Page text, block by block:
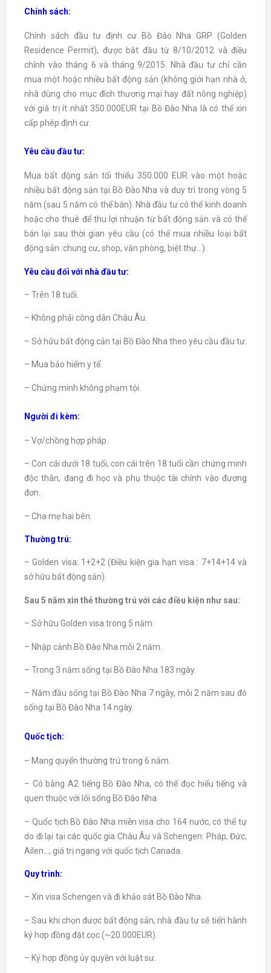
Chính sách:
Chính sách đầu tư định cư Bồ Đào Nha GRP (Golden
Residence Permit), được bắt đầu từ 8/10/2012 và điều
chỉnh vào tháng 6 và tháng 9/2015. Nhà đầu tư chỉ cần
mua một hoặc nhiều bất động sản (không giới hạn nhà ở,
nhà dùng cho mục đích thương mại hay đất nông nghiệp)
với giá trị ít nhất 350.000EUR tại Bồ Đào Nha là có thể xin
cấp phép định cư.
Yêu cầu đầu tư:
Mua bất động sản tối thiểu 350.000 EUR vào một hoặc
nhiều bất động sản tại Bồ Đào Nha và duy trì trong vòng 5
năm (sau 5 năm có thể bán). Nhà đầu tư có thể kinh doanh
hoặc cho thuê để thu lợi nhuận từ bất động sản và có thể
bán lại sau thời gian yêu cầu (có thể mua nhiều loại bất
động sản :chung cư, shop, văn phòng, biệt thự…).
Yêu cầu đối với nhà đầu tư:
– Trên 18 tuổi.
– Không phải công dân Châu Âu.
– Sở hữu bất động cản tại Bồ Đào Nha theo yêu cầu đầu tư.
– Mua bảo hiểm y tế.
– Chứng minh không phạm tội.
Người đi kèm:
– Vợ/chồng hợp pháp.
– Con cái dưới 18 tuổi, con cái trên 18 tuổi cần chứng minh
độc thân, đang đi học và phụ thuộc tài chính vào đương
đơn.
– Cha mẹ hai bên.
Thường trú:
– Golden visa: 1+2+2 (Điều kiện gia hạn visa : 7+14+14 và
sở hữu bất động sản).
Sau 5 năm xin thẻ thường trú với các điều kiện như sau:
– Sở hữu Golden visa trong 5 năm.
– Nhập cảnh Bồ Đào Nha mỗi 2 năm.
– Trong 3 năm sống tại Bồ Đào Nha 183 ngày.
– Năm đầu sống tại Bồ Đào Nha 7 ngày, mỗi 2 năm sau đó
sống tại Bồ Đào Nha 14 ngày.
Quốc tịch:
– Mang quyển thường trú trong 6 năm.
– Có bằng A2 tiếng Bồ Đào Nha, có thể đọc hiểu tiếng và
quen thuộc với lối sống Bồ Đào Nha.
– Quốc tịch Bồ Đào Nha miễn visa cho 164 nước, có thể tự
do đi lại tại các quốc gia Châu Âu và Schengen: Pháp, Đức,
Ailen…, giá trị ngang với quốc tịch Canada.
Quy trình:
– Xin visa Schengen và đi khảo sát Bồ Đào Nha.
– Sau khi chọn được bất động sản, nhà đầu tư sẽ tiến hành
ký hợp đồng đặt cọc (~20.000EUR).
– Ký hợp đồng ủy quyền với luật sư.